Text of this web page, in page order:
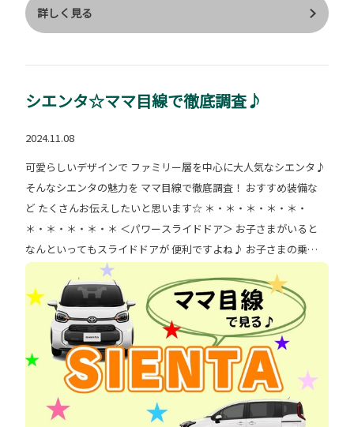
タカスタマイジング＆ディベロップメント 登録から１年間または
走行距離２万kmまで ▲写真はシエンタＪＵＮＯ(２人乗り・ベー
詳しく見る
シエンタ☆ママ目線で徹底調査♪
2024.11.08
可愛らしいデザインで ファミリー層を中心に大人気なシエンタ♪
そんなシエンタの魅力を ママ目線で徹底調査！ おすすめ装備な
ど たくさんお伝えしたいと思います☆ ＊・＊・＊・＊・＊・
＊・＊・＊・＊・＊ ＜パワースライドドア＞ お子さまがいると
なんといってもスライドドアが 便利ですよね♪ お子さまの乗せ
降ろしだけでなく 隣のクルマへのドアパンチも 心配ありませ
ん！ （Ｘは助手席側のみとなります） さらに２列目には 乗降用
リヤアシストグリップ が付いているので 小さなお子さまでも掴
みながら 安全に乗り降りができます♪ ＜ハンズフリー デュアル
パワースライドドア＞ スマートキーを持っていれば センサー部
に足をかざすだけで スライドドアが自動で開閉します！ お子さ
まを抱っこしているときや 買い物などで両手がふさがっていると
きに 便利な機能ですね♪ （Ｚに標準装備。Ｇにメーカーオプシ